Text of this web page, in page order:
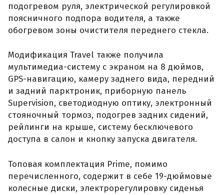
подогревом руля, электрической регулировкой
поясничного подпора водителя, а также
обогревом зоны очистителя переднего стекла.
Модификация Travel также получила
мультимедиа-систему с экраном на 8 дюймов,
GPS-навигацию, камеру заднего вида, передний
и задний парктроник, приборную панель
Supervision, светодиодную оптику, электронный
стояночный тормоз, подогрев задних сидений,
рейлинги на крыше, систему бесключевого
доступа в салон и кнопку запуска двигателя.
Топовая комплектация Prime, помимо
перечисленного, содержит в себе 19-дюймовые
колесные диски, электрорегулировку сиденья